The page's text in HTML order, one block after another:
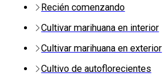
Recién comenzando
Cultivar marihuana en interior
Cultivar marihuana en exterior
Cultivo de autoflorecientes